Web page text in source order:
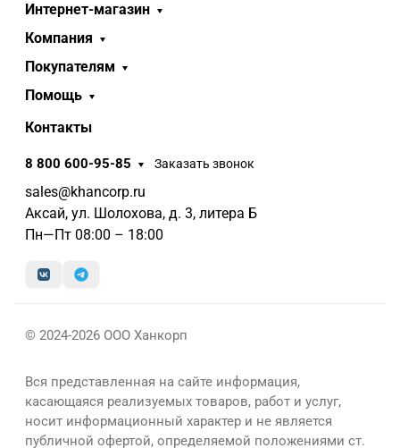
Интернет-магазин
Компания
Покупателям
Помощь
Контакты
8 800 600-95-85 Заказать звонок
sales@khancorp.ru
Аксай, ул. Шолохова, д. 3, литера Б
Пн—Пт 08:00 – 18:00
© 2024-2026 ООО Ханкорп
Вся представленная на сайте информация,
касающаяся реализуемых товаров, работ и услуг,
носит информационный характер и не является
публичной офертой, определяемой положениями ст.